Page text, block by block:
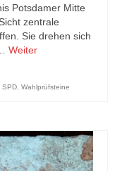
Potsdamer Mitte
zentrale
Sie drehen sich
Weiter
SPD Wahlprüfsteine